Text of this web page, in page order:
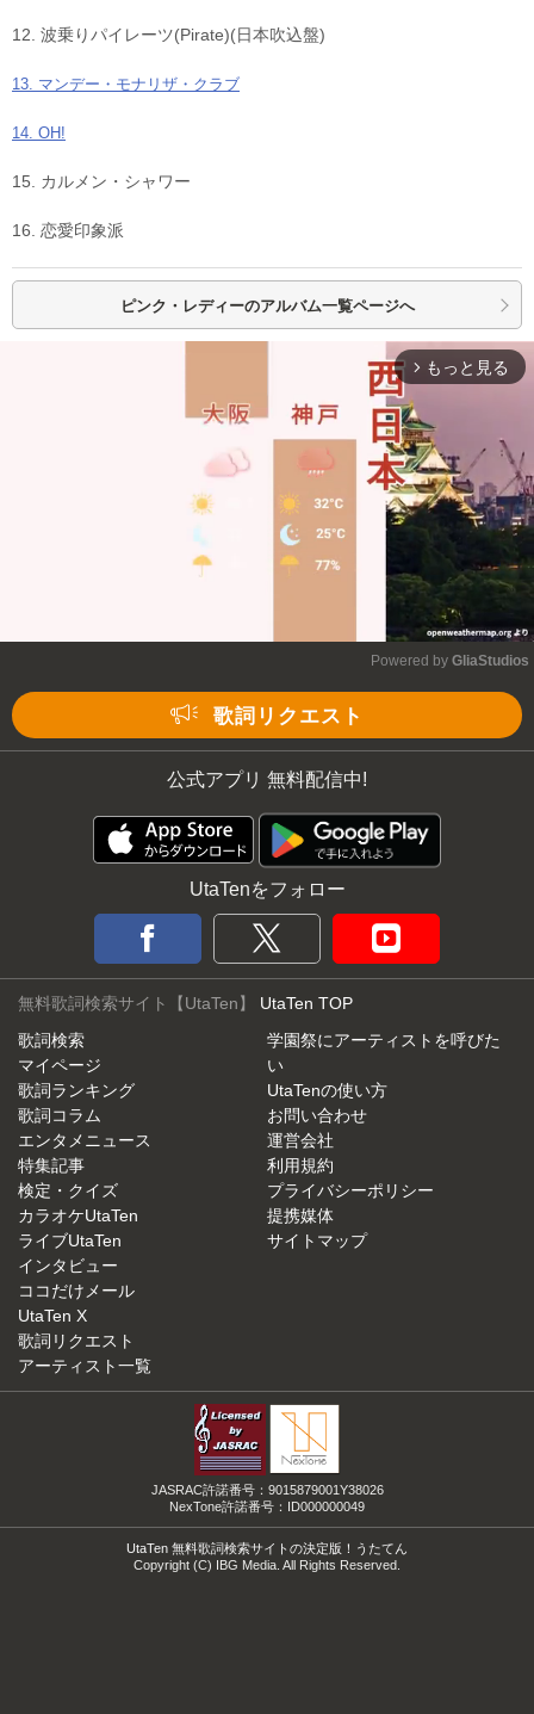
12. 波乗りパイレーツ(Pirate)(日本吹込盤)
13. マンデー・モナリザ・クラブ
14. OH!
15. カルメン・シャワー
16. 恋愛印象派
ピンク・レディーのアルバム一覧ページへ
arrow_forward_ios もっと見る
Powered by GliaStudios
歌詞リクエスト
公式アプリ 無料配信中!
UtaTenをフォロー
無料歌詞検索サイト【UtaTen】 UtaTen TOP
歌詞検索
マイページ
歌詞ランキング
歌詞コラム
エンタメニュース
特集記事
検定・クイズ
カラオケUtaTen
ライブUtaTen
インタビュー
ココだけメール
UtaTen X
歌詞リクエスト
アーティスト一覧
学園祭にアーティストを呼びた
い
UtaTenの使い方
お問い合わせ
運営会社
利用規約
プライバシーポリシー
提携媒体
サイトマップ
JASRAC許諾番号：9015879001Y38026
NexTone許諾番号：ID000000049
UtaTen 無料歌詞検索サイトの決定版！うたてん
Copyright (C) IBG Media. All Rights Reserved.